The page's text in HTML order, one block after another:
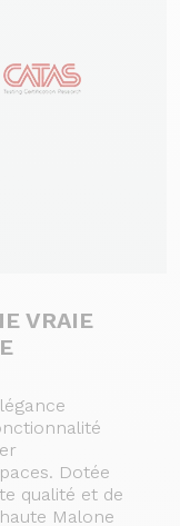
VRAIE
Dotée
qualité et de
Malone